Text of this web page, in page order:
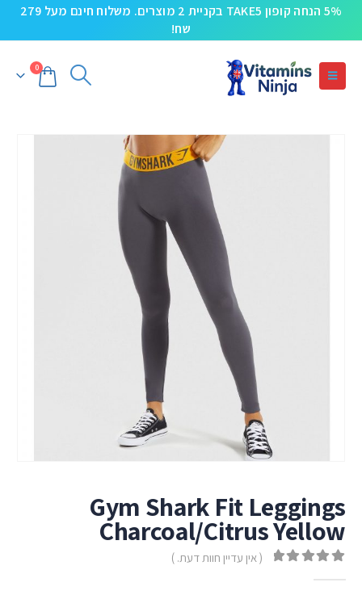
5% הנחה קופון TAKE5 בקניית 2 מוצרים. משלוח חינם מעל 279
שח!
0
Gym Shark Fit Leggings
Charcoal/Citrus Yellow
( אין עדיין חוות דעת. )